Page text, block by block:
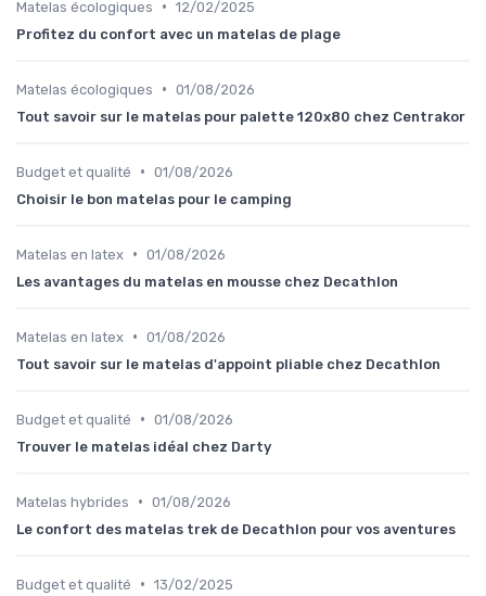
Matelas écologiques • 12/02/2025
Profitez du confort avec un matelas de plage
Matelas écologiques • 01/08/2026
Tout savoir sur le matelas pour palette 120x80 chez Centrakor
Budget et qualité • 01/08/2026
Choisir le bon matelas pour le camping
Matelas en latex • 01/08/2026
Les avantages du matelas en mousse chez Decathlon
Matelas en latex • 01/08/2026
Tout savoir sur le matelas d'appoint pliable chez Decathlon
Budget et qualité • 01/08/2026
Trouver le matelas idéal chez Darty
Matelas hybrides • 01/08/2026
Le confort des matelas trek de Decathlon pour vos aventures
Budget et qualité • 13/02/2025